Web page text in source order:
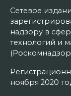
Сетевое
надзору в
технологий и
ноября 2020